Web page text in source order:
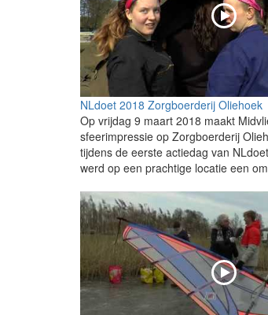
NLdoet 2018 Zorgboerderij Oliehoek
Op vrijdag 9 maart 2018 maakt
sfeerimpressie op Zorgboerderij
tijdens de eerste actiedag van
werd op een prachtige locatie een